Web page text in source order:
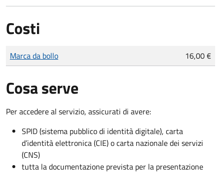
Costi
Tipo di pagamento
Importo
Marca da bollo 16,00 €
Cosa serve
Per accedere al servizio, assicurati di avere:
SPID (sistema pubblico di identità digitale), carta
d’identità elettronica (CIE) o carta nazionale dei servizi
(CNS)
tutta la documentazione prevista per la presentazione